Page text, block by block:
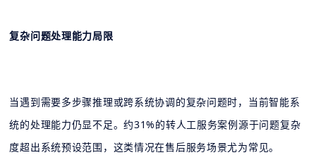
复杂问题处理能力局限
当遇到需要多步骤推理或跨系统协调的复杂问题时，当前智能系
统的处理能力仍显不足。约31%的转人工服务案例源于问题复杂
度超出系统预设范围，这类情况在售后服务场景尤为常见。